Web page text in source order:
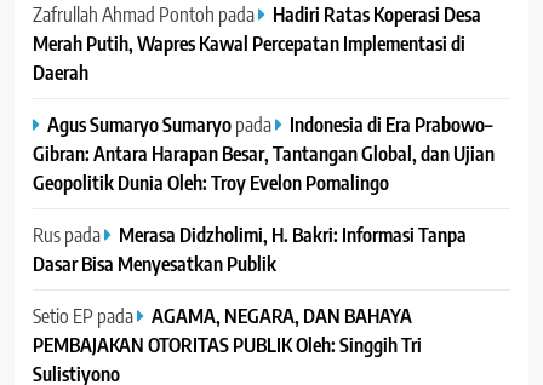
Zafrullah Ahmad Pontoh pada
Hadiri Ratas Koperasi Desa
Merah Putih, Wapres Kawal Percepatan Implementasi di
Daerah
Agus Sumaryo Sumaryopada
Indonesia di Era Prabowo–
Gibran: Antara Harapan Besar, Tantangan Global, dan Ujian
Geopolitik Dunia Oleh: Troy Evelon Pomalingo
Ruspada
Merasa Didzholimi, H. Bakri: Informasi Tanpa
Dasar Bisa Menyesatkan Publik
Setio EP pada
AGAMA, NEGARA, DAN BAHAYA
PEMBAJAKAN OTORITAS PUBLIK Oleh: Singgih Tri
Sulistiyono